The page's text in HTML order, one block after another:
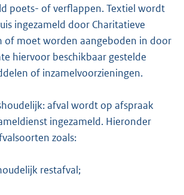
poets- of verflappen. Textiel wordt
ingezameld door Charitatieve
of moet worden aangeboden in door
hiervoor beschikbaar gestelde
of inzamelvoorzieningen.
afval wordt op afspraak
ingezameld. Hieronder
zoals:
restafval;